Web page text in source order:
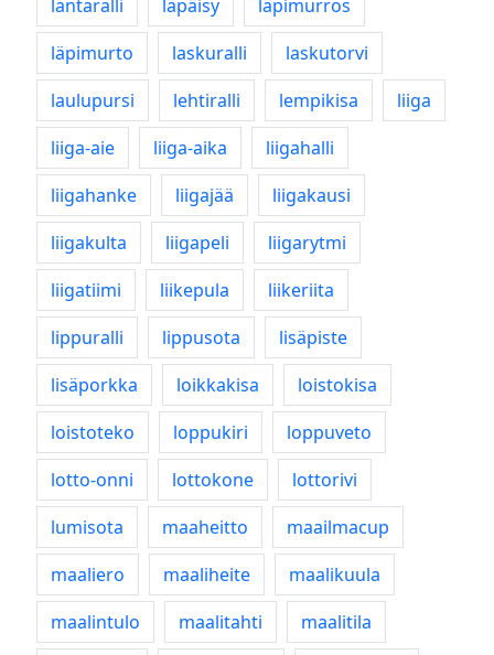
lantaralli
läpäisy
läpimurros
läpimurto
laskuralli
laskutorvi
laulupursi
lehtiralli lempikisa
liiga
liiga-aie
liiga-aika
liigahalli
liigahanke
liigajää
liigakausi
liigakulta
liigapeli
liigarytmi
liigatiimi
liikepula
liikeriita
lippuralli
lippusota
lisäpiste
lisäporkka
loikkakisa
loistokisa
loistoteko
loppukiri
loppuveto
lotto-onni
lottokone
lottorivi
lumisota
maaheitto
maailmacup
maaliero
maaliheite
maalikuula
maalintulo
maalitahti maalitila